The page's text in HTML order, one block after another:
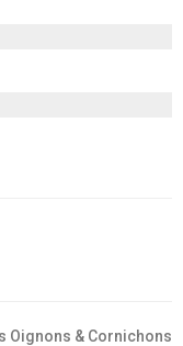
Oignons & Cornichons